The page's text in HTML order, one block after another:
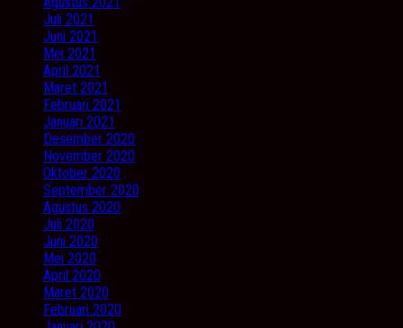
Juli 2021
Juni 2021
Mei 2021
April 2021
Maret 2021
Februari 2021
Januari 2021
Desember 2020
November 2020
Oktober 2020
September 2020
Agustus 2020
Juli 2020
Juni 2020
Mei 2020
April 2020
Maret 2020
Februari 2020